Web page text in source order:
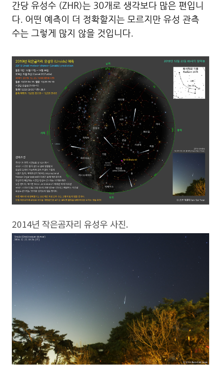
간당 유성수 (ZHR)는 30개로 생각보다 많은 편입니
다. 어떤 예측이 더 정확할지는 모르지만 유성 관측
수는 그렇게 많지 않을 것입니다.
2014년 작은곰자리 유성우 사진.